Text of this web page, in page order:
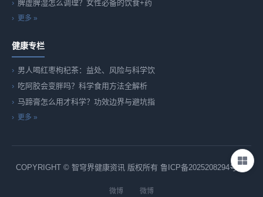
脾虚脾湿怎么调理？女性必备的饮食+药
更多 »
健康专栏
男人喝红枣枸杞茶：益处、风险与科学饮
吃阿胶会变胖吗？科学食用方法全解析
马蹄膏怎么用才科学？功效边界与避坑指
更多 »
COPYRIGHT © 智穹界健康资讯 版权所有 鲁ICP备2025208294号-82
微博 微博